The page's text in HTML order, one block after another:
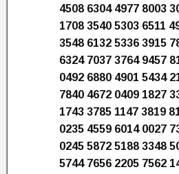
4508 6304 4977 8003
1708 3540 5303 6511
3548 6132 5336 3915
6324 7037 3764 9457
0492 6880 4901 5434
7840 4672 0409 1827
1743 3785 1147 3819
0235 4559 6014 0027
0245 5872 5188 3348
5744 7656 2205 7562